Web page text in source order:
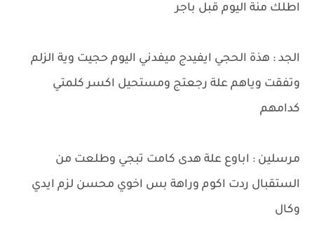
اطلك منة اليوم قبل باجر
الجد : هذة الحجي ايفيدج ميفدني اليوم حجيت وية الزلم
وتفقت وياهم علة رجعتج ومستحيل اكسر كلمتي
كدامهم
مرسلين : اباوع علة هدى كامت تبجي وطلعت من
الستقبال ردت اكوم وراهة بس اخوي محسن لزم ايدي
وكال